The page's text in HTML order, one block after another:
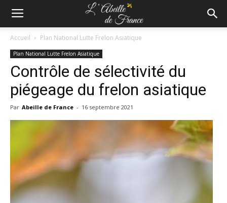
Accueil Plan National Lutte Frelon Asiatique
Plan National Lutte Frelon Asiatique
Contrôle de sélectivité du
piégeage du frelon asiatique
Par Abeille de France - 16 septembre 2021